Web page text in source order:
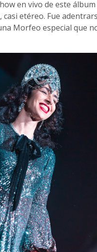
en vivo de este
etéreo. Fue
Morfeo especial que